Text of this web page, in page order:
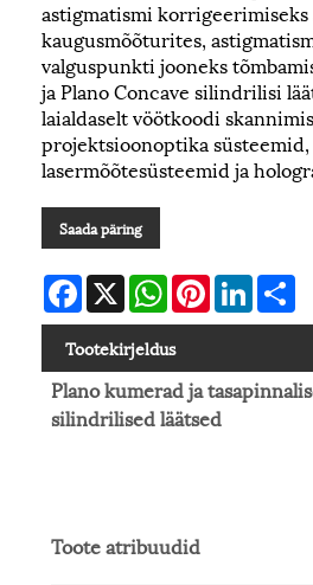
astigmatismi korrigeerimiseks
kaugusmõõturites,
valguspunkti jooneks
ja Plano Concave silindrilisi
laialdaselt vöötkoodi
projektsioonoptika
lasermõõtesüsteemid ja
Saada päring
Facebook
X WhatsAppPinterestLinkedIn
Tootekirjeldus
Plano kumerad ja
silindrilised läätsed
Toote atribuudid